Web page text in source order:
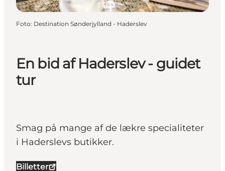
En bid af Haderslev - guidet
tur
Smag på mange af de lækre specialiteter
i Haderslevs butikker.
Billetter
Foto: Destination Sønderjylland - Haderslev